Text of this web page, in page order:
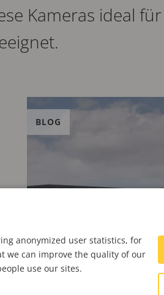
Kameras ideal
BLOG
anonymized user statistics, for
we can improve the quality of our
use our sites.